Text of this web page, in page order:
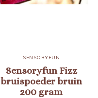
SENSORYFUN
Sensoryfun Fizz
bruispoeder bruin
200 gram